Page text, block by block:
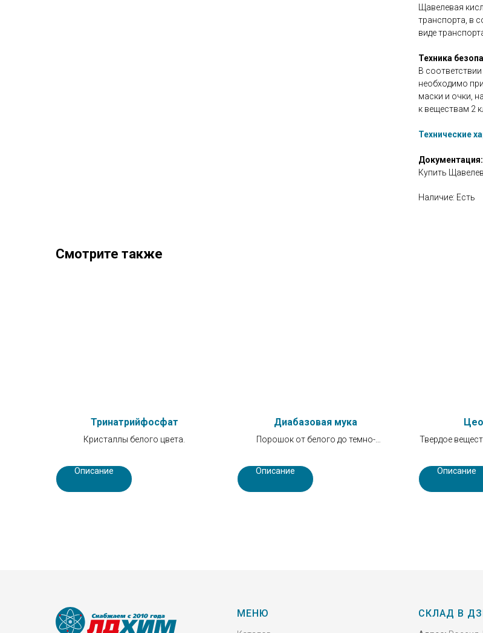
Щавелевая
транспорта, в
виде
Техника
В
необходимо
маски и очки,
к веществам 2
Технические
Документация:
Купить
Наличие: Есть
Смотрите также
Тринатрийфосфат
Кристаллы белого цвета.
Описание
Диабазовая мука
Порошок от белого до темно-
Описание
Твердое
Описание
МЕНЮ СКЛАД В